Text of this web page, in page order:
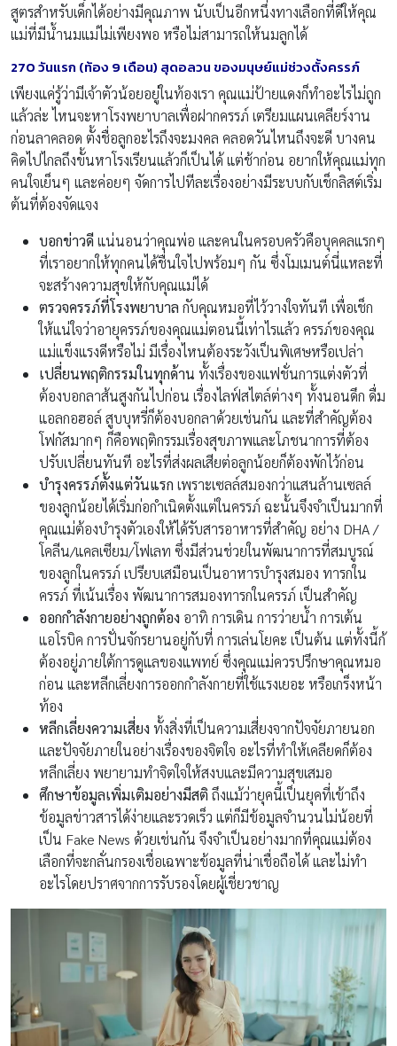
สูตรสำหรับเด็กได้อย่างมีคุณภาพ นับเป็นอีกหนึ่งทางเลือกที่ดีให้คุณ
แม่ที่มีน้ำนมแม่ไม่เพียงพอ หรือไม่สามารถให้นมลูกได้
270วันแรก (ท้อง 9 เดือน) สุดอลวน ของมนุษย์แม่ช่วงตั้งครรภ์
เพียงแค่รู้ว่ามีเจ้าตัวน้อยอยู่ในท้องเรา คุณแม่ป้ายแดงก็ทำอะไรไม่ถูก
แล้วล่ะ ไหนจะหาโรงพยาบาลเพื่อฝากครรภ์ เตรียมแผนเคลียร์งาน
ก่อนลาคลอด ตั้งชื่อลูกอะไรถึงจะมงคล คลอดวันไหนถึงจะดี บางคน
คิดไปไกลถึงขั้นหาโรงเรียนแล้วก็เป็นได้ แต่ช้าก่อน อยากให้คุณแม่ทุก
คนใจเย็นๆ และค่อยๆ จัดการไปทีละเรื่องอย่างมีระบบกับเช็กลิสต์เริ่ม
ต้นที่ต้องจัดแจง
บอกข่าวดีแน่นอนว่าคุณพ่อ และคนในครอบครัวคือบุคคลแรกๆ
ที่เราอยากให้ทุกคนได้ชื่นใจไปพร้อมๆ กัน ซึ่งโมเมนต์นี่แหละที่
จะสร้างความสุขให้กับคุณแม่ได้
ตรวจครรภ์ที่โรงพยาบาล กับคุณหมอที่ไว้วางใจทันที เพื่อเช็ก
ให้แน่ใจว่าอายุครรภ์ของคุณแม่ตอนนี้เท่าไรแล้ว ครรภ์ของคุณ
แม่แข็งแรงดีหรือไม่ มีเรื่องไหนต้องระวังเป็นพิเศษหรือเปล่า
เปลี่ยนพฤติกรรมในทุกด้าน ทั้งเรื่องของแฟชั่นการแต่งตัวที่
ต้องบอกลาส้นสูงกันไปก่อน เรื่องไลฟ์สไตล์ต่างๆ ทั้งนอนดึก ดื่ม
แอลกอฮอล์ สูบบุหรี่ก็ต้องบอกลาด้วยเช่นกัน และที่สำคัญต้อง
โฟกัสมากๆ ก็คือพฤติกรรมเรื่องสุขภาพและโภชนาการที่ต้อง
ปรับเปลี่ยนทันที อะไรที่ส่งผลเสียต่อลูกน้อยก็ต้องพักไว้ก่อน
บำรุงครรภ์ตั้งแต่วันแรก เพราะเซลล์สมองกว่าแสนล้านเซลล์
ของลูกน้อยได้เริ่มก่อกำเนิดตั้งแต่ในครรภ์ ฉะนั้นจึงจำเป็นมากที่
คุณแม่ต้องบำรุงตัวเองให้ได้รับสารอาหารที่สำคัญ อย่าง DHA /
โคลีน/แคลเซียม/โฟเลท ซึ่งมีส่วนช่วยในพัฒนาการที่สมบูรณ์
ของลูกในครรภ์ เปรียบเสมือนเป็นอาหารบํารุงสมอง ทารกใน
ครรภ์ ที่เน้นเรื่อง พัฒนาการสมองทารกในครรภ์ เป็นสำคัญ
ออกกำลังกายอย่างถูกต้อง อาทิ การเดิน การว่ายน้ำ การเต้น
แอโรบิค การปั่นจักรยานอยู่กับที่ การเล่นโยคะ เป็นต้น แต่ทั้งนี้ก้
ต้องอยู่ภายใต้การดูแลของแพทย์ ซึ่งคุณแม่ควรปรึกษาคุณหมอ
ก่อน และหลีกเลี่ยงการออกกำลังกายที่ใช้แรงเยอะ หรือเกร็งหน้า
ท้อง
หลีกเลี่ยงความเสี่ยง ทั้งสิ่งที่เป็นความเสี่ยงจากปัจจัยภายนอก
และปัจจัยภายในอย่างเรื่องของจิตใจ อะไรที่ทำให้เคลียดก็ต้อง
หลีกเลี่ยง พยายามทำจิตใจให้สงบและมีความสุขเสมอ
ศึกษาข้อมูลเพิ่มเติมอย่างมีสติถึงแม้ว่ายุคนี้เป็นยุคที่เข้าถึง
ข้อมูลข่าวสารได้ง่ายและรวดเร็ว แต่ก็มีข้อมูลจำนวนไม่น้อยที่
เป็น Fake News ด้วยเช่นกัน จึงจำเป็นอย่างมากที่คุณแม่ต้อง
เลือกที่จะกลั่นกรองเชื่อเฉพาะข้อมูลที่น่าเชื่อถือได้ และไม่ทำ
อะไรโดยปราศจากการรับรองโดยผู้เชี่ยวชาญ